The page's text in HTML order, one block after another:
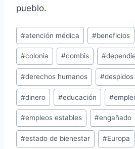
pueblo.
Etiquetas
de
la
entrada:
#atención médica #beneficios
#colonia #combis #
#derechos humanos #
#dinero #educación #
#empleos estables #engañado
#estado de bienestar #Europa